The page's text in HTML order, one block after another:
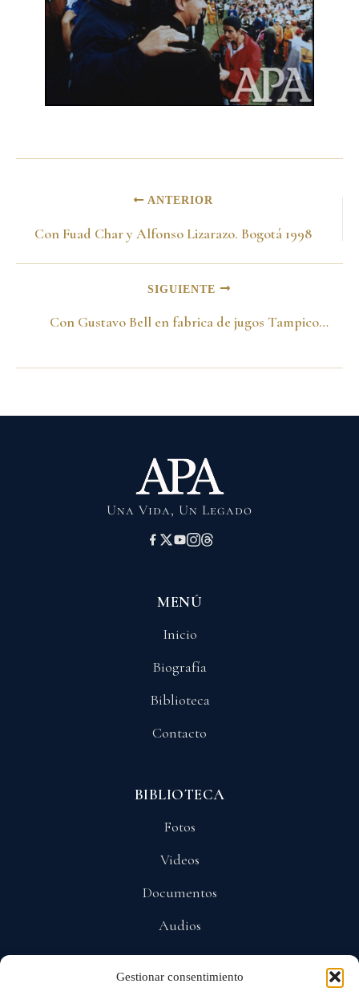
Gestionar consentimiento
ANTERIOR
Con Fuad Char y Alfonso Lizarazo. Bogotá 1998
SIGUIENTE
Con Gustavo Bell en fabrica de jugos Tampico. 1998
Una Vida, Un Legado
MENÚ
Inicio
Biografía
Biblioteca
Contacto
BIBLIOTECA
Fotos
Videos
Documentos
Audios